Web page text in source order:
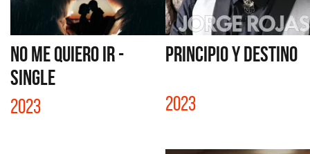
NO ME QUIERO IR -
SINGLE
2023
PRINCIPIO Y DESTINO
2023